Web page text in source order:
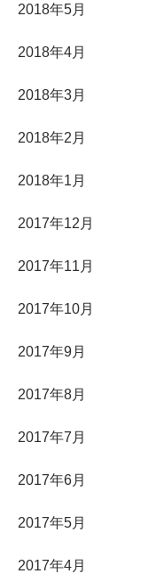
2018年5月
2018年4月
2018年3月
2018年2月
2018年1月
2017年12月
2017年11月
2017年10月
2017年9月
2017年8月
2017年7月
2017年6月
2017年5月
2017年4月